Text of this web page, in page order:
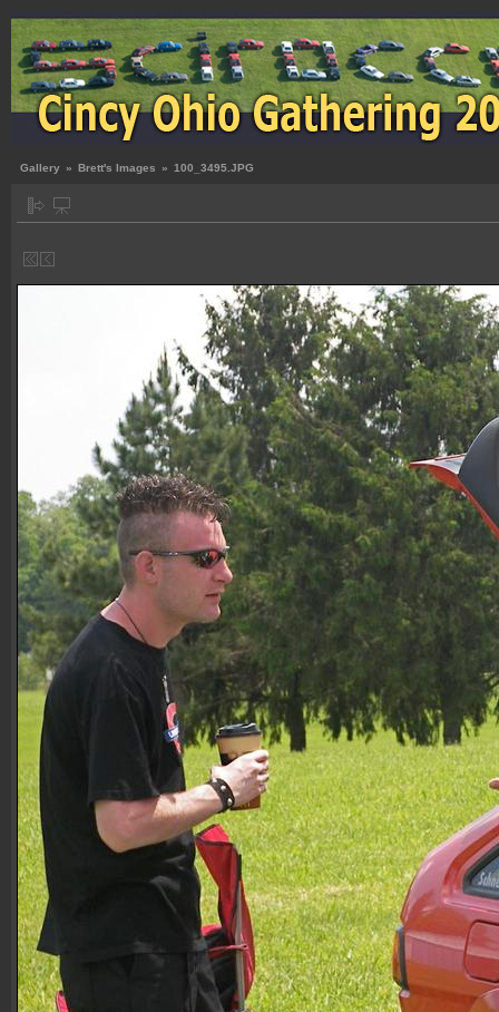
Gallery » Brett's Images » 100_3495.JPG